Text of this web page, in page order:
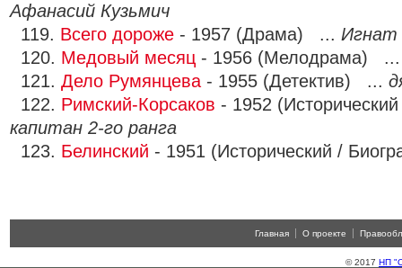
Афанасий Кузьмич
119. Всего дороже - 1957 (Драма) ... Игнат
120. Медовый месяц - 1956 (Мелодрама)
121. Дело Румянцева - 1955 (Детектив) ...
122. Римский-Корсаков - 1952
капитан 2-го ранга
123. Белинский - 1951 (Исторический /
Главная О проекте
© 2017 НП